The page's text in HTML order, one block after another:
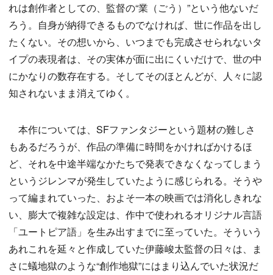
れは創作者としての、監督の“業（ごう）”という他ないだ
ろう。自身が納得できるものでなければ、世に作品を出し
たくない。その想いから、いつまでも完成させられないタ
イプの表現者は、その実体が面に出にくいだけで、世の中
にかなりの数存在する。そしてそのほとんどが、人々に認
知されないまま消えてゆく。
本作については、SFファンタジーという題材の難しさ
もあるだろうが、作品の準備に時間をかければかけるほ
ど、それを中途半端なかたちで発表できなくなってしまう
というジレンマが発生していたように感じられる。そうや
って編まれていった、およそ一本の映画では消化しきれな
い、膨大で複雑な設定は、作中で使われるオリジナル言語
「ユートピア語」を生み出すまでに至っていた。そういう
あれこれを延々と作成していた伊藤峻太監督の日々は、ま
さに蟻地獄のような“創作地獄”にはまり込んでいた状況だ